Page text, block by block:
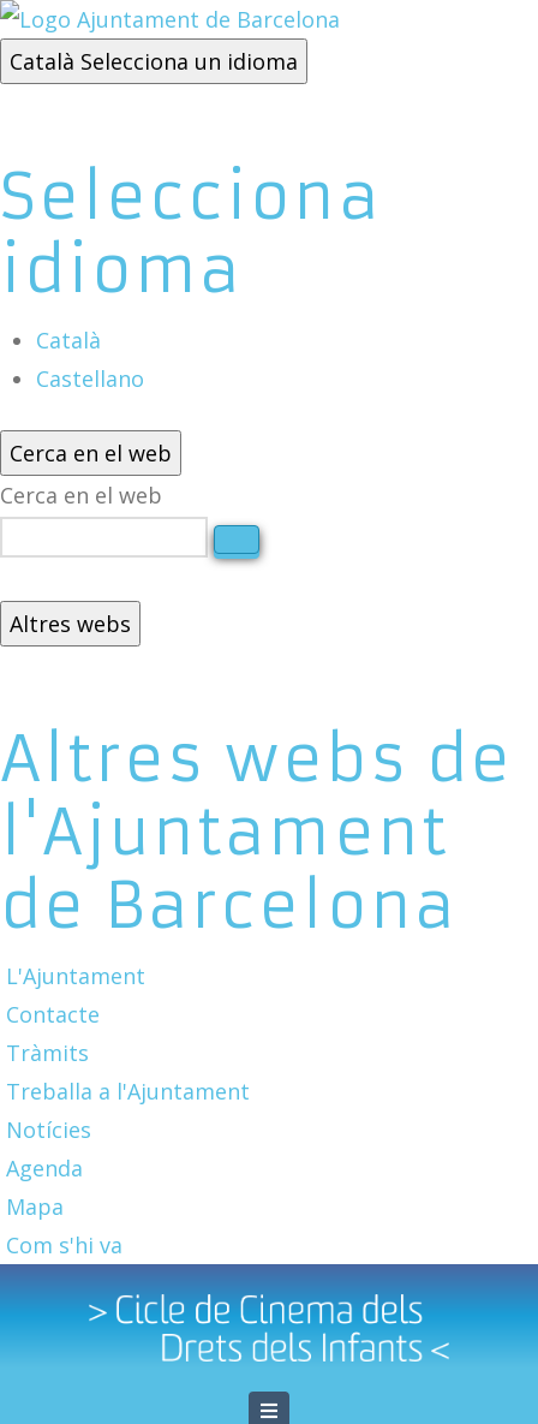
Català Selecciona un idioma
Selecciona
idioma
Català
Castellano
Cerca en el web
Cerca en el web
Altres webs
Altres webs de
l'Ajuntament
de Barcelona
L'Ajuntament
Contacte
Tràmits
Treballa a l'Ajuntament
Notícies
Agenda
Mapa
Com s'hi va
Navigation